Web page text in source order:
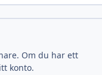
Om du har ett
konto.